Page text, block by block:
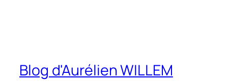
Blog d'Aurélien WILLEM